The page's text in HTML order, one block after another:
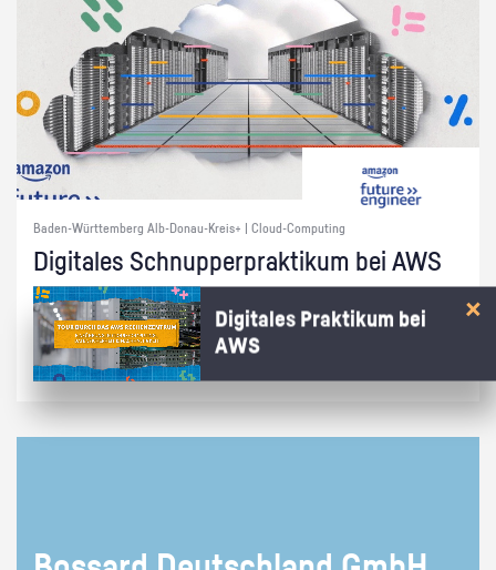
Baden-Württemberg Alb-Donau-Kreis+ | Cloud-Computing
Di­gi­ta­les Schnup­per­prak­ti­kum bei AWS
Wie kommt die Cham­pi­ons Le­ague auf dei­nen Bild­schirm? Ent­de­cke in
15 Min. bei AWS, wie die Cloud das mög­lich macht!
Digitales Praktikum bei
AWS